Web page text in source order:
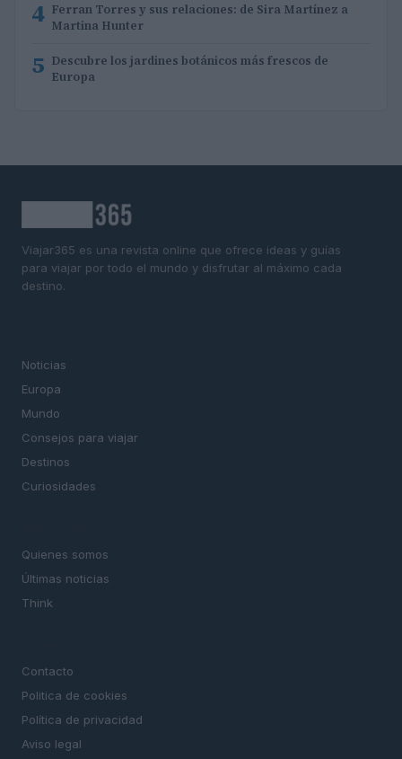
4 Ferran Torres y sus relaciones: de Sira Martínez a
Martina Hunter
5 Descubre los jardines botánicos más frescos de
Europa
Viajar365 es una revista online que ofrece ideas y guías
para viajar por todo el mundo y disfrutar al máximo cada
destino.
Noticias
Europa
Mundo
Consejos para viajar
Destinos
Curiosidades
Quienes somos
Últimas noticias
Think
Contacto
Politica de cookies
Política de privacidad
Aviso legal